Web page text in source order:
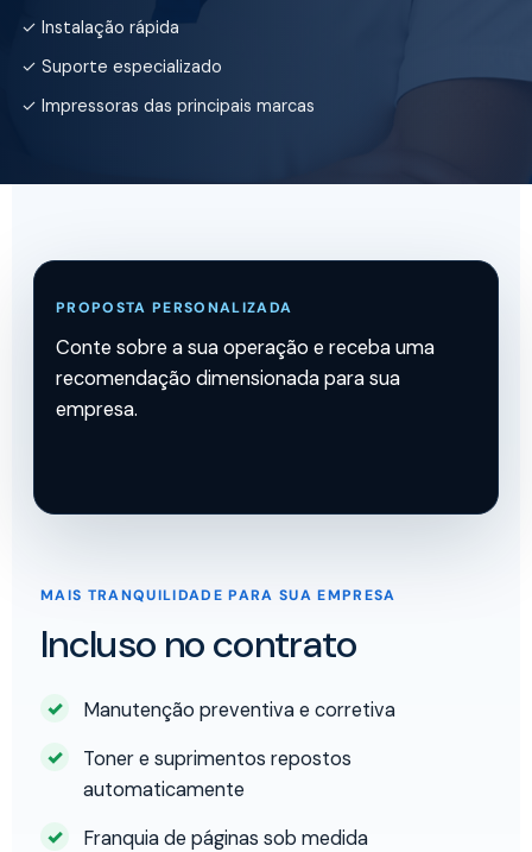
✓ Instalação rápida
✓ Suporte especializado
✓ Impressoras das principais marcas
PROPOSTA PERSONALIZADA
Conte sobre a sua operação e receba uma
recomendação dimensionada para sua
empresa.
MAIS TRANQUILIDADE PARA SUA EMPRESA
Incluso no contrato
Manutenção preventiva e corretiva
Toner e suprimentos repostos
automaticamente
Franquia de páginas sob medida